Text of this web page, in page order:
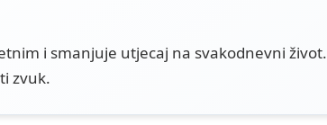
i smanjuje utjecaj na svakodnevni
zvuk.